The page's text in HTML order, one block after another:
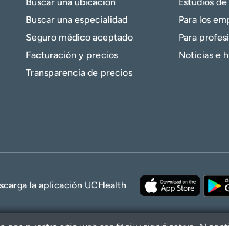
Buscar una especialidad
Seguro médico aceptado
Facturación y precios
Transparencia de precios
Para los
Para
Noticias e
la aplicación UCHealth